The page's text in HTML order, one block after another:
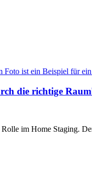
die richtige
im Home Staging.